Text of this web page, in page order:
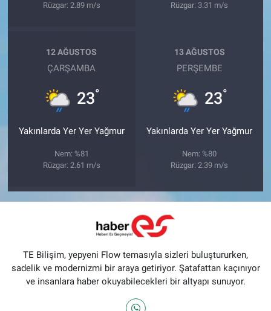
Rüzgar: 2.89 m/s
Rüzgar: 3.31 m/s
12 AĞUSTOS
ÇARŞAMBA
23°
Yakınlarda Yer Yer Yağmur
Nem: %81
Rüzgar: 2.61 m/s
13 AĞUSTOS
PERŞEMBE
23°
Yakınlarda Yer Yer Yağmur
Nem: %80
Rüzgar: 2.39 m/s
TE Bilişim, yepyeni Flow temasıyla sizleri buluştururken,
sadelik ve modernizmi bir araya getiriyor. Şatafattan kaçınıyor
ve insanlara haber okuyabilecekleri bir altyapı sunuyor.